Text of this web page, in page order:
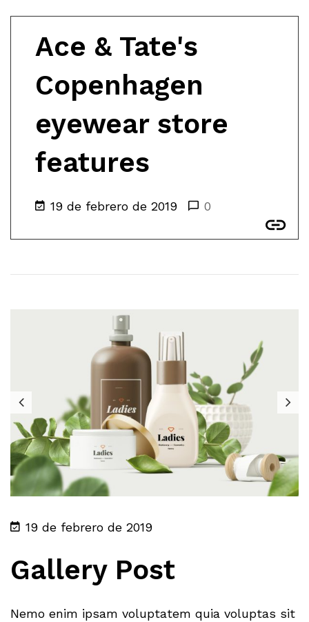
Ace & Tate's
Copenhagen
eyewear store
features
19 de febrero de 2019 0
19 de febrero de 2019
Gallery Post
Nemo enim ipsam voluptatem quia voluptas sit